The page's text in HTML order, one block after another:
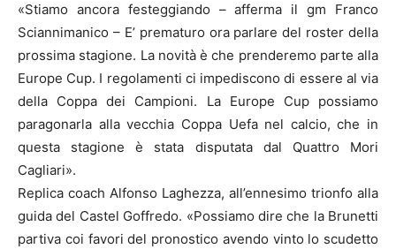
«Stiamo ancora festeggiando – afferma il gm Franco
Sciannimanico – E’ prematuro ora parlare del roster della
prossima stagione. La novità è che prenderemo parte alla
Europe Cup. I regolamenti ci impediscono di essere al via
della Coppa dei Campioni. La Europe Cup possiamo
paragonarla alla vecchia Coppa Uefa nel calcio, che in
questa stagione è stata disputata dal Quattro Mori
Cagliari».
Replica coach Alfonso Laghezza, all’ennesimo trionfo alla
guida del Castel Goffredo. «Possiamo dire che la Brunetti
partiva coi favori del pronostico avendo vinto lo scudetto